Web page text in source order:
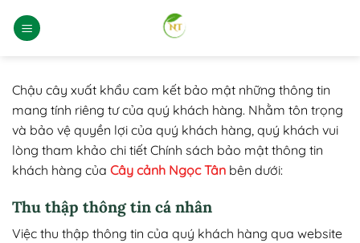
qua
Chậu cây xuất khẩu cam kết bảo mật những thông tin
mang tính riêng tư của quý khách hàng. Nhằm tôn trọng
và bảo vệ quyền lợi của quý khách hàng, quý khách vui
lòng tham khảo chi tiết Chính sách bảo mật thông tin
khách hàng của Cây cảnh Ngọc Tân bên dưới:
Thu thập thông tin cá nhân
Việc thu thập thông tin của quý khách hàng qua website